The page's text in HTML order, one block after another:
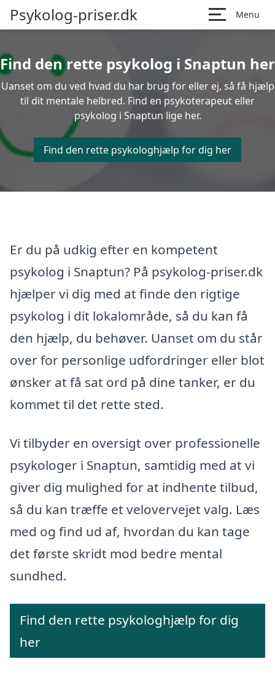
Psykolog-priser.dk Menu
Find den rette psykolog i Snaptun her
Uanset om du ved hvad du har brug for eller ej, så få hjælp
til dit mentale helbred. Find en psykoterapeut eller
psykolog i Snaptun lige her.
Find den rette psykologhjælp for dig her
Er du på udkig efter en kompetent
psykolog i Snaptun? På psykolog-priser.dk
hjælper vi dig med at finde den rigtige
psykolog i dit lokalområde, så du kan få
den hjælp, du behøver. Uanset om du står
over for personlige udfordringer eller blot
ønsker at få sat ord på dine tanker, er du
kommet til det rette sted.
Vi tilbyder en oversigt over professionelle
psykologer i Snaptun, samtidig med at vi
giver dig mulighed for at indhente tilbud,
så du kan træffe et velovervejet valg. Læs
med og find ud af, hvordan du kan tage
det første skridt mod bedre mental
sundhed.
Find den rette psykologhjælp for dig
her